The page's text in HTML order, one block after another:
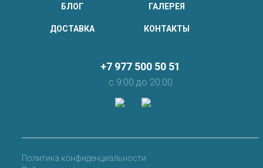
БЛОГ ГАЛЕРЕЯ
ДОСТАВКА КОНТАКТЫ
+7 977 500 50 51
с 9:00 до 20:00
Политика конфиденциальности